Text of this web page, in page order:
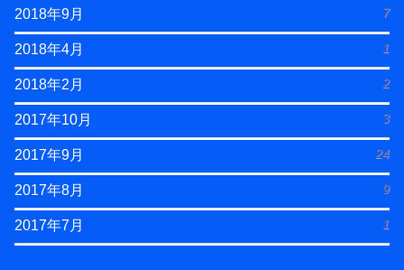
2018年9月 7
2018年4月 1
2018年2月 2
2017年10月 3
2017年9月 24
2017年8月 9
2017年7月 1